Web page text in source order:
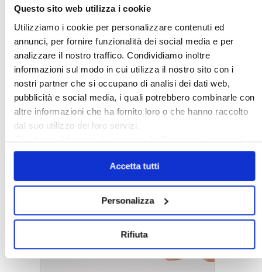
Questo sito web utilizza i cookie
Utilizziamo i cookie per personalizzare contenuti ed
annunci, per fornire funzionalità dei social media e per
analizzare il nostro traffico. Condividiamo inoltre
informazioni sul modo in cui utilizza il nostro sito con i
nostri partner che si occupano di analisi dei dati web,
pubblicità e social media, i quali potrebbero combinarle con
altre informazioni che ha fornito loro o che hanno raccolto
dal suo utilizzo dei loro servizi.
Chiudendo il banner cliccando sullaXverranno accettati
solo i cookie necessari.
Accetta tutti
Personalizza
Rifiuta
〉 5 ragioni per aderire a Confedilizia